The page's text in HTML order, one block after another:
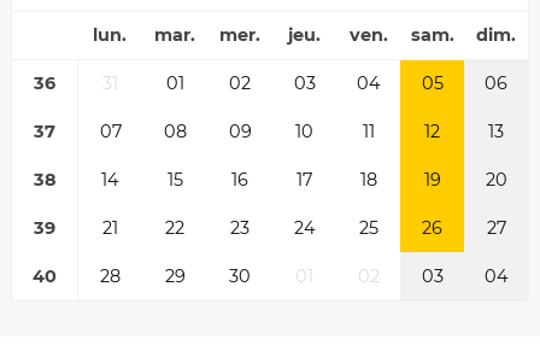
lun. mar. mer. jeu. ven. sam. dim.
36 31 01 02 03 04 05 06
37 07 08 09 10 11 12 13
38 14 15 16 17 18 19 20
39 21 22 23 24 25 26 27
40 28 29 30 01 02 03 04